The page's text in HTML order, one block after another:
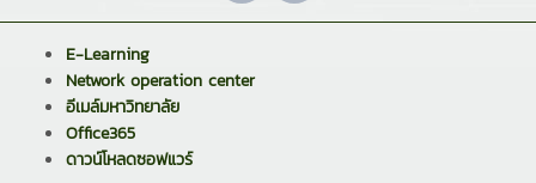
E-Learning
Network operation center
อีเมล์มหาวิทยาลัย
Office365
ดาวน์โหลดซอฟแวร์